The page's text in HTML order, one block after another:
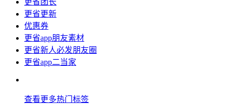
更省团长
更省更新
优惠券
更省app朋友素材
更省新人必发朋友圈
更省app二当家
查看更多热门标签